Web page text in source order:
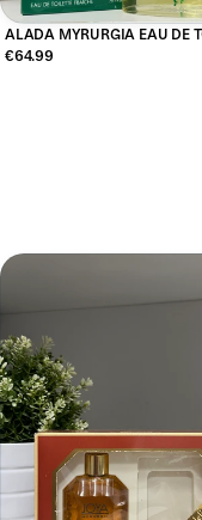
ALADA MYRURGIA EAU DE
100ML
€64.99